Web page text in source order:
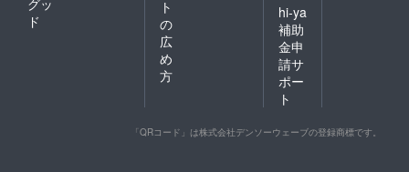
ド
ト
の
広
め
方
hi-ya
補助
金申
請サ
ポー
ト
「QRコード」は株式会社デンソーウェーブの登録商標です。